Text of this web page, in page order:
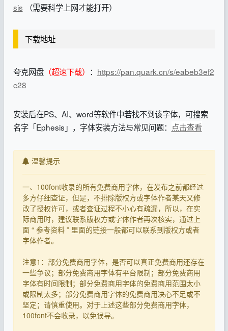
sis （需要科学上网才能打开）
下载地址
夸克网盘（超速下载） ： https://pan.quark.cn/s/eabeb3ef2
c28
安装后在PS、AI、word等软件中若找不到该字体，可搜索
名字「Ephesis」，字体安装方法与常见问题： 点击查看
温馨提示
一、100font收录的所有免费商用字体，在发布之前都经过
多方仔细查证，但是，不排除版权方或字体作者某天又修
改了授权许可，或者查证过程不小心有疏漏，所以，在实
际商用时，建议联系版权方或字体作者再次核实，通过上
面 “ 参考资料 ” 里面的链接一般都可以联系到版权方或者
字体作者。
注意1：部分免费商用字体，是否可以真正免费商用还存在
一些争议；部分免费商用字体有平台限制；部分免费商用
字体有时间限制；部分免费商用字体的免费商用范围太小
或限制太多；部分免费商用字体的免费商用决心不足或不
坚定；请慎重使用。对于上述这些部分免费商用字体，
100font不会收录，以免误导。